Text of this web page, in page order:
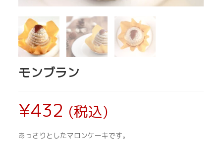
モンブラン
¥432 (税込)
あっさりとしたマロンケーキです。